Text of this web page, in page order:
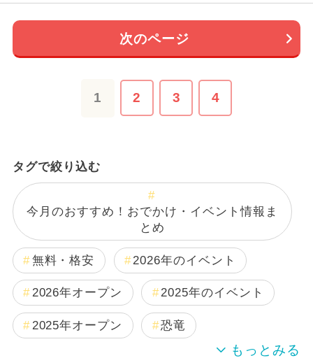
次のページ
1 2 3 4
タグで絞り込む
今月のおすすめ！おでかけ・イベント情報ま
とめ
無料・格安 2026年のイベント
2026年オープン 2025年のイベント
2025年オープン 恐竜